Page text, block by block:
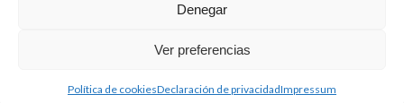
Denegar
Ver preferencias
Política de cookiesDeclaración de privacidadImpressum
Todos los derechos reservados -Privacidad